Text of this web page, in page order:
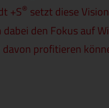
+S® setzt diese
den Fokus auf
profitieren